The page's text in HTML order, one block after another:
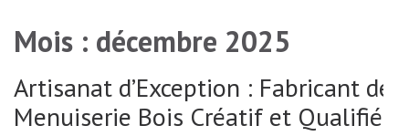
Mois : décembre 2025
Artisanat d’Exception : Fabricant de
Menuiserie Bois Créatif et Qualifié